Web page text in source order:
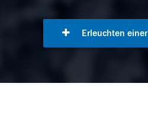
Erleuchten